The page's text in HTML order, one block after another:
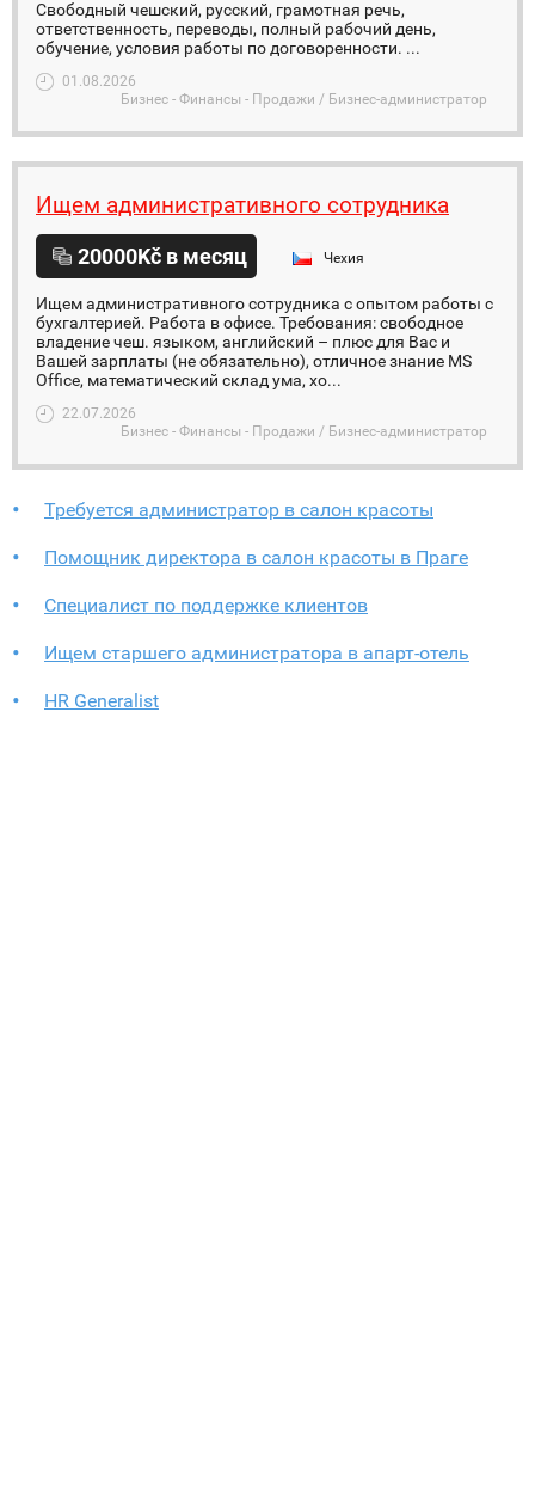
Свободный чешский, русский, грамотная речь,
ответственность, переводы, полный рабочий день,
обучение, условия работы по договоренности. ...
01.08.2026
Бизнес - Финансы - Продажи / Бизнес-администратор
Ищем административного сотрудника
20000Kč в месяц Чехия
Ищем административного сотрудника с опытом работы с
бухгалтерией. Работа в офисе. Требования: свободное
владение чеш. языком, английский – плюс для Вас и
Вашей зарплаты (не обязательно), отличное знание MS
Office, математический склад ума, хо...
22.07.2026
Бизнес - Финансы - Продажи / Бизнес-администратор
Требуется администратор в салон красоты
Помощник директора в салон красоты в Праге
Специалист по поддержке клиентов
Ищем старшего администратора в апарт-отель
HR Generalist